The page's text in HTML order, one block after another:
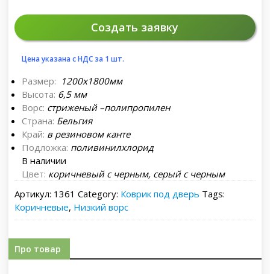
Создать заявку
Цена указана с НДС за 1 шт.
Размер: 1200х1800мм
Высота: 6,5 мм
Ворс: стриженый –полипропилен
Страна: Бельгия
Край: в резиновом канте
Подложка: поливинилхлорид
В наличии
Цвет: коричневый с черным, серый с черным
Артикул: 1361 Category: Коврик под дверь Tags:
Коричневые, Низкий ворс
Про товар